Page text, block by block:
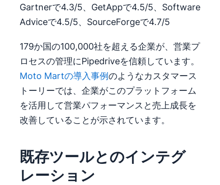
Gartnerで4.3/5、GetAppで4.5/5、Software
Adviceで4.5/5、SourceForgeで4.7/5
179か国の100,000社を超える企業が、営業プ
ロセスの管理にPipedriveを信頼しています。
Moto Martの導入事例のようなカスタマース
トーリーでは、企業がこのプラットフォーム
を活用して営業パフォーマンスと売上成長を
改善していることが示されています。
既存ツールとのインテグ
レーション